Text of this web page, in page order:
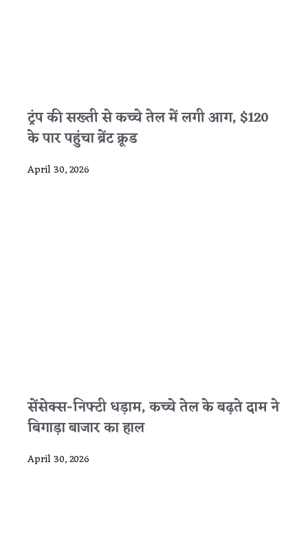
ट्रंप की सख्ती से कच्चे तेल में लगी आग, $120
के पार पहुंचा ब्रेंट क्रूड
April 30, 2026
सेंसेक्स-निफ्टी धड़ाम, कच्चे तेल के बढ़ते दाम ने
बिगाड़ा बाजार का हाल
April 30, 2026